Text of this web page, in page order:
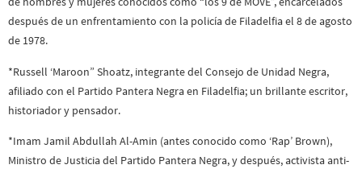
después de un enfrentamiento con la policía de Filadelfia el 8 de agosto
de 1978.
*Russell ‘Maroon” Shoatz, integrante del Consejo de Unidad Negra,
afiliado con el Partido Pantera Negra en Filadelfia; un brillante escritor,
historiador y pensador.
*Imam Jamil Abdullah Al-Amin (antes conocido como ‘Rap’ Brown),
Ministro de Justicia del Partido Pantera Negra, y después, activista anti-